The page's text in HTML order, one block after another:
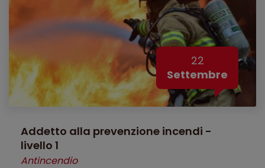
22
Settembre
Addetto alla prevenzione incendi -
livello 1
Antincendio